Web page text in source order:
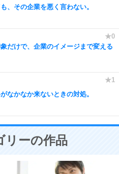
、その企業を悪く言わない。
だけで、企業のイメージまで変える
なかなか来ないときの対処。
リーの作品